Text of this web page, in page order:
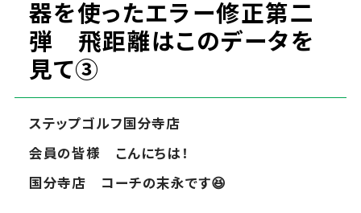
器を使ったエラー修正第二
弾 飛距離はこのデータを
見て③
ステップゴルフ国分寺店
会員の皆様 こんにちは！
国分寺店 コーチの末永です😆